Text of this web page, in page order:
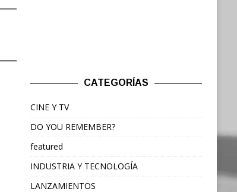
CATEGORÍAS
CINE Y TV
DO YOU REMEMBER?
featured
INDUSTRIA Y TECNOLOGÍA
LANZAMIENTOS